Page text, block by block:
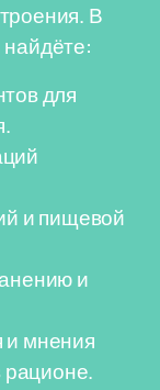
В
для
и пищевой
и
и мнения
рационе.